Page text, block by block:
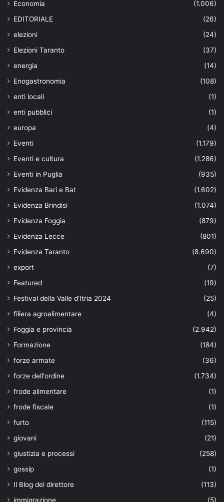
Economia
(1.006)
EDITORIALE
(26)
elezioni
(24)
Elezioni Taranto
(37)
energia
(14)
Enogastronomia
(108)
enti locali
(1)
enti pubblici
(1)
europa
(4)
Eventi
(1.179)
Eventi e cultura
(1.286)
Eventi in Puglia
(935)
Evidenza Bari e Bat
(1.602)
Evidenza Brindisi
(1.074)
Evidenza Foggia
(879)
Evidenza Lecce
(801)
Evidenza Taranto
(8.690)
export
(7)
Featured
(19)
Festival della Valle d'Itria 2024
(25)
filiera agroalimentare
(4)
Foggia e provincia
(2.942)
Formazione
(184)
forze armate
(36)
forze dell'ordine
(1.734)
frode alimentare
(1)
frode fiscale
(1)
furto
(115)
giovani
(21)
giustizia e processi
(258)
gossip
(1)
Il Blog del direttore
(113)
immigrazione
(5)